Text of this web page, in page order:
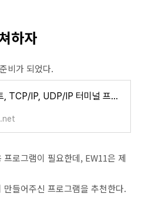
하자
비가 되었다.
시리얼 포트, TCP/IP, UDP/IP 터미널 프로그램 (시리얼 통신 프로그램)
로그램이 필요한데, EW11은 제
들어주신 프로그램을 추천한다.